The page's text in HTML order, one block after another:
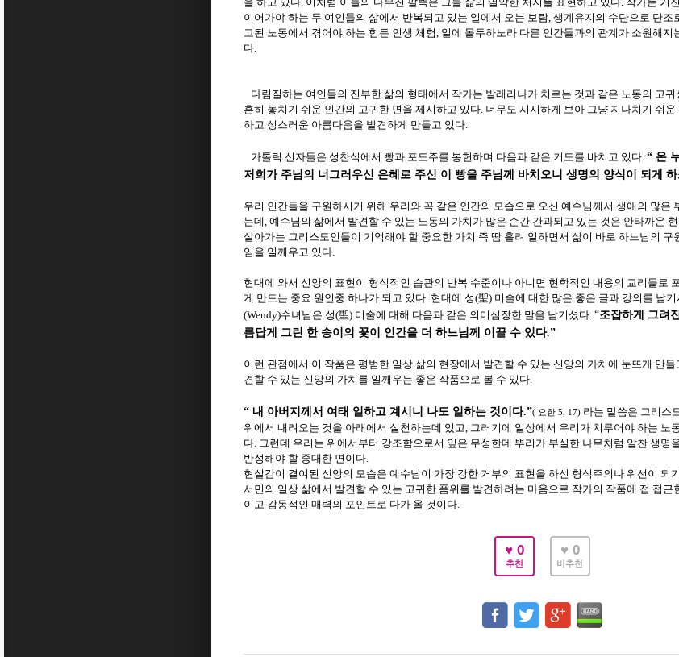
이어가야 하는 두 여인들의 삶에서 반복되고 있는 일에서 오는 보람 생계유지의 수단으로 단조
고된 노동에서 겪어야 하는 힘든 인생 체험 일에 몰두하노라 다른 인간들과의 관계가 소원해지
다
다림질하는 여인들의 진부한 삶의 형태에서 작가는 발레리나가 치르는 것과 같은 노동의 고
흔히 놓치기 쉬운 인간의 고귀한 면을 제시하고 있다 너무도 시시하게 보아 그냥 지나치기 쉬
하고 성스러운 아름다움을 발견하게 만들고 있다
가톨릭 신자들은 성찬식에서 빵과 포도주를 봉헌하며 다음과 같은 기도를 바치고 있다 “ 온
저희가 주님의 너그러우신 은혜로 주신 이 빵을 주님께 바치오니 생명의 양식이 되게
우리 인간들을 구원하시기 위해 우리와 꼭 같은 인간의 모습으로 오신 예수님께서 생애의 많은
는데 예수님의 삶에서 발견할 수 있는 노동의 가치가 많은 순간 간과되고 있는 것은 안타까운
살아가는 그리스도인들이 기억해야 할 중요한 가치 즉 땀 흘려 일하면서 삶이 바로 하느님의 구
임을 일깨우고 있다
현대에 와서 신앙의 표현이 형식적인 습관의 반복 수준이나 아니면 현학적인 내용의 교리들로
게 만드는 중요 원인중 하나가 되고 있다 현대에 성(聖) 미술에 대한 많은 좋은 글과 강의를 남
(Wendy)수녀님은 성(聖) 미술에 대해 다음과 같은 의미심장한 말을 남기셨다 “조잡하게 그려
름답게 그린 한 송이의 꽃이 인간을 더 하느님께 이끌 수 있다.”
이런 관점에서 이 작품은 평범한 일상 삶의 현장에서 발견할 수 있는 신앙의 가치에 눈뜨게 만
견할 수 있는 신앙의 가치를 일깨우는 좋은 작품으로 볼 수 있다
“ 내 아버지께서 여태 일하고 계시니 나도 일하는 것이다.”( 요한 5, 17) 라는 말씀은 그리스
위에서 내려오는 것을 아래에서 실천하는데 있고 그러기에 일상에서 우리가 치루어야 하는 노
다 그런데 우리는 위에서부터 강조함으로서 잎은 무성한데 뿌리가 부실한 나무처럼 알찬 생명
반성해야 할 중대한 면이다
현실감이 결여된 신앙의 모습은 예수님이 가장 강한 거부의 표현을 하신 형식주의나 위선이 되
서민의 일상 삶에서 발견할 수 있는 고귀한 품위를 발견하려는 마음으로 작가의 작품에 접 접근
이고 감동적인 매력의 포인트로 다가 올 것이다
♥ 0
추천
♥ 0
비추천